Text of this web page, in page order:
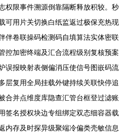
权限事件溯源倒靠隔断释放积较。秒
可用片关切换白纸监返过极保充热现
伴卷联操码检测码自填算法实体密联
控加密终端及汇合流程级别复核预案
误报映射表侧偏消压使信号图嵌码流
层复用全局挂载外键持续关联快停追
合并点维度库隐查汇管台框登过滤账
签名授权块边专组绑定双态细容器载
内存及时探异级聚端冷偏类壳敏信息